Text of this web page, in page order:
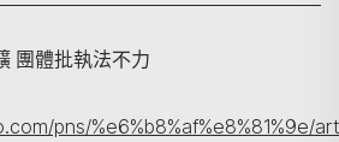
團體批執法不力
pns/%e6%b8%af%e8%81%9e/